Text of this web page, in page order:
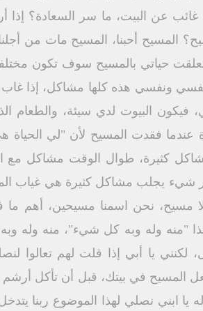
عن البيت، ما سر السعادة؟ إذا
أحبنا، المسيح مات من أجلنا،
تعلقت حياتي بالمسيح سوف تكون
ونفسي هذه كلها مشاكل، إذا
البيوت لدي سيئة، والطعام
فقدت المسيح لأن "لي الحياة
كثيرة، طوال الوقت مشاكل مع
شيء يجلب مشاكل كثيرة هي غياب
مسيح، نحن اسمنا مسيحين، أهم ما
"منه وله وبه كل شيء"، منه وله
لكنني يا أبي إذا قلت لهم تعالوا
في بيتك، قبل أن تأكل أرشم
ابني نصلي لهذا الموضوع ربنا